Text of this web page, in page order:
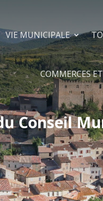
VIE MUNICIPALE
COMMERCES
Conseil